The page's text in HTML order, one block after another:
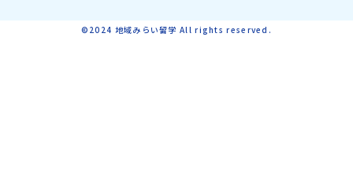
©2024 地域みらい留学 All rights reserved.